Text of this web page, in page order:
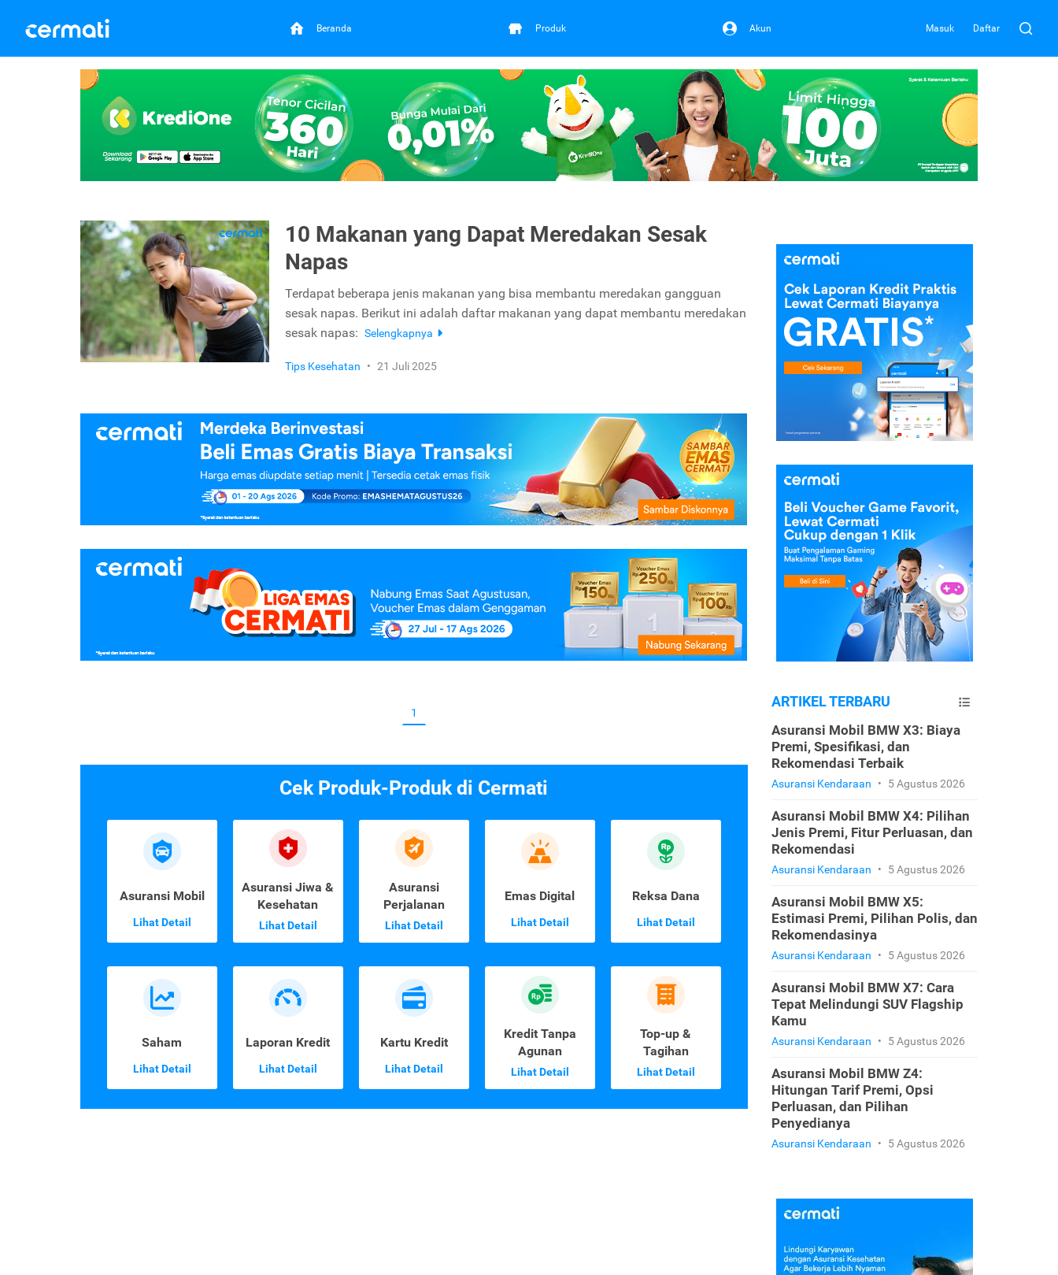
Beranda Produk Akun Masuk Daftar
10 Makanan yang Dapat Meredakan Sesak
Napas
Terdapat beberapa jenis makanan yang bisa membantu meredakan gangguan
sesak napas. Berikut ini adalah daftar makanan yang dapat membantu meredakan
sesak napas: Selengkapnya
Tips Kesehatan • 21 Juli 2025
1
Cek Produk-Produk di Cermati
Asuransi Mobil
Lihat Detail
Asuransi Jiwa &
Kesehatan
Lihat Detail
Asuransi
Perjalanan
Lihat Detail
Emas Digital
Lihat Detail
Reksa Dana
Lihat Detail
Saham
Lihat Detail
Laporan Kredit
Lihat Detail
Kartu Kredit
Lihat Detail
Kredit Tanpa
Agunan
Lihat Detail
Top-up &
Tagihan
Lihat Detail
ARTIKEL TERBARU
Asuransi Mobil BMW X3: Biaya
Premi, Spesifikasi, dan
Rekomendasi Terbaik
Asuransi Kendaraan • 5 Agustus 2026
Asuransi Mobil BMW X4: Pilihan
Jenis Premi, Fitur Perluasan, dan
Rekomendasi
Asuransi Kendaraan • 5 Agustus 2026
Asuransi Mobil BMW X5:
Estimasi Premi, Pilihan Polis, dan
Rekomendasinya
Asuransi Kendaraan • 5 Agustus 2026
Asuransi Mobil BMW X7: Cara
Tepat Melindungi SUV Flagship
Kamu
Asuransi Kendaraan • 5 Agustus 2026
Asuransi Mobil BMW Z4:
Hitungan Tarif Premi, Opsi
Perluasan, dan Pilihan
Penyedianya
Asuransi Kendaraan • 5 Agustus 2026